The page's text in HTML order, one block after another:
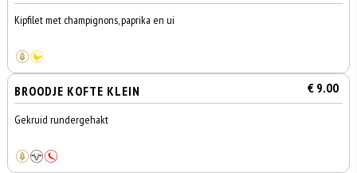
Kipfilet met champignons, paprika en ui
BROODJE KOFTE KLEIN € 9.00
Gekruid rundergehakt